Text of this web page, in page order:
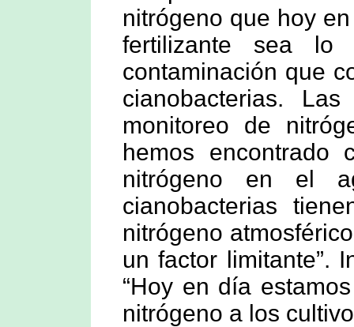
nitrógeno que hoy
fertilizante sea lo
contaminación que
cianobacterias.
monitoreo de
hemos encontrado
nitrógeno en el
cianobacterias
nitrógeno
un factor limitante”.
“Hoy en día
nitrógeno a los